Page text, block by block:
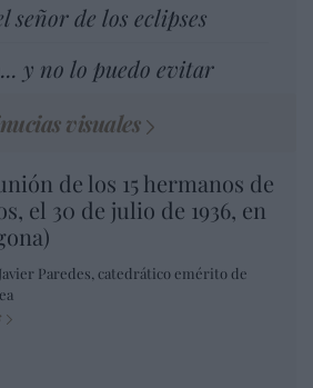
señor de los eclipses
y no lo puedo evitar
visuales
de los 15 hermanos de
el 30 de julio de 1936, en
Paredes, catedrático emérito de